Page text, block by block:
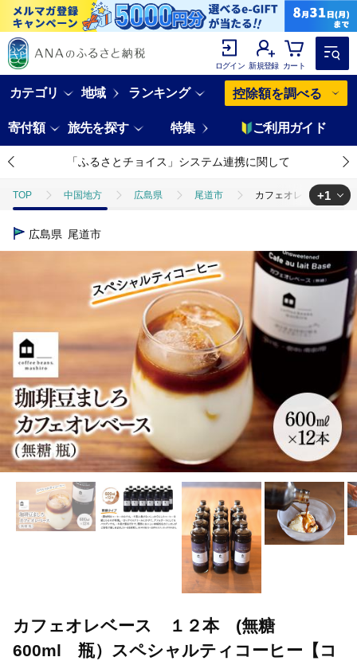
ログイン 新規登録 カート
カテゴリ 地域 ランキング 控除額を調べる
寄付額 旅先を探す 特集 ご利用ガイド
「ふるさとチョイス」システム連携に関して
TOP 中国地方 広島県 尾道市 カフェオレベース １
TOP
+1
広島県 尾道市
カフェオレベース １２本 (無糖
600ml 瓶）スペシャルティコーヒー【コ